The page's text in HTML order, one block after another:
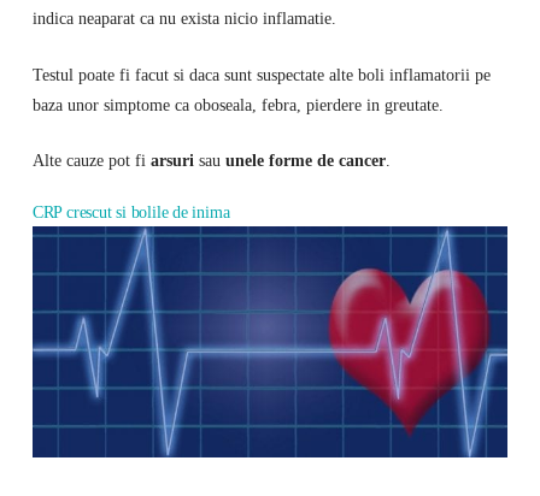
indica neaparat ca nu exista nicio inflamatie.
Testul poate fi facut si daca sunt suspectate alte boli inflamatorii pe
baza unor simptome ca oboseala, febra, pierdere in greutate.
Alte cauze pot fi arsurisau unele forme de cancer.
CRP crescut si bolile de inima